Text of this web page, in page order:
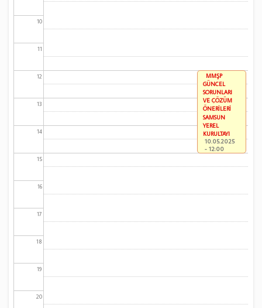
10
11
12
13
14
15
16
17
18
19
20
MMŞP
GÜNCEL
SORUNLARI
VE ÇÖZÜM
ÖNERİLERİ
SAMSUN
YEREL
KURULTAYI
10.05.2025
- 12:00